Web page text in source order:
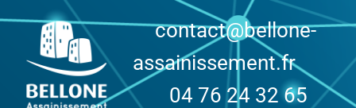
contact@bellone-
assainissement.fr
04 76 24 32 65